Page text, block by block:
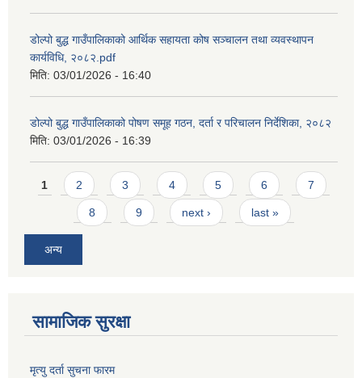
डोल्पो बुद्ध गाउँपालिकाको आर्थिक सहायता कोष सञ्चालन तथा व्यवस्थापन
कार्यविधि, २०८२.pdf
मिति: 03/01/2026 - 16:40
डोल्पो बुद्ध गाउँपालिकाको पोषण समूह गठन, दर्ता र परिचालन निर्देशिका, २०८२
मिति: 03/01/2026 - 16:39
Pages
1 2 3 4 5 6 7
8 9 next › last »
अन्य
सामाजिक सुरक्षा
मृत्यु दर्ता सुचना फारम